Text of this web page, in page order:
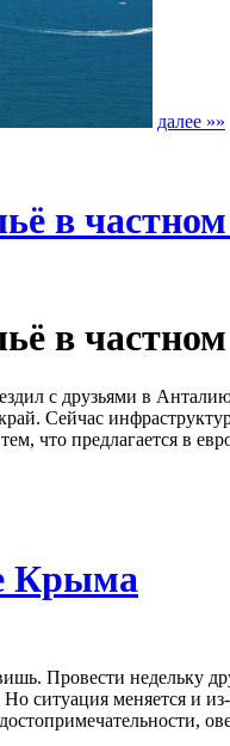
далее »»
в
в
с друзьями в
Сейчас
что предлагается в
Крыма
Провести недельку
ситуация меняется и